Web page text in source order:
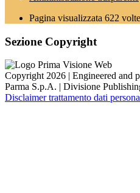
Pagina visualizzata 622 volte
Sezione Copyright
Copyright 2026 | Engineered and
Parma S.p.A. | Divisione
Disclaimer trattamento dati